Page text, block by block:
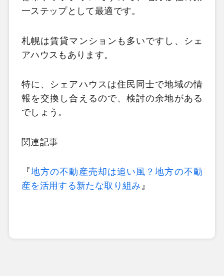
一ステップとして最適です。
札幌は賃貸マンションも多いですし、シェ
アハウスもあります。
特に、シェアハウスは住民同士で地域の情
報を交換し合えるので、検討の余地がある
でしょう。
関連記事
『地方の不動産売却は追い風？地方の不動
産を活用する新たな取り組み 』